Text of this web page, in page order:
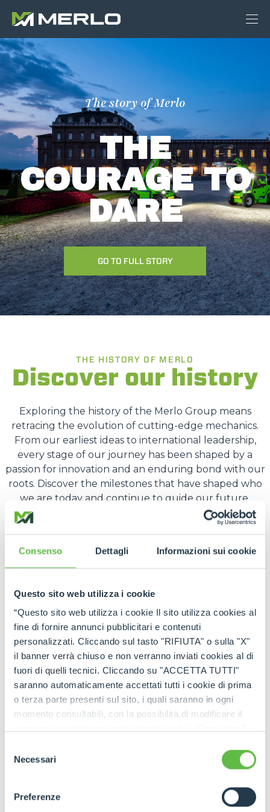
Consenso Dettagli Informazioni sui cookie
Questo sito web utilizza i cookie
“Questo sito web utilizza i cookie Il sito utilizza cookies al
fine di fornire annunci pubblicitari e contenuti
personalizzati. Cliccando sul tasto "RIFIUTA" o sulla "X"
il banner verrà chiuso e non verranno inviati cookies al di
fuori di quelli tecnici. Cliccando su "ACCETTA TUTTI"
saranno automaticamente accettati tutti i cookie di prima
o terza parte presenti sul sito, i quali saranno in ogni
momento consultabili, con la possibilità di modificare il
ogni pagina, selezionare "Modifichi il suo consenso" e
dell'informativa completa nel footer presente in ogni
pagina. Per esercitare i diritti riconosciuti all'interessato ai
delNecessari
Preferenze
The story of Merlo
THE
COURAGE TO
DARE
GO TO FULL STORY
THE HISTORY OF MERLO
Discover our history
Exploring the history of the Merlo Group means
retracing the evolution of cutting-edge mechanics.
From our earliest ideas to international leadership,
every stage of our journey has been shaped by a
passion for innovation and an enduring bond with our
roots. Discover the milestones that have shaped who
we are today and continue to guide our future.
GO TO FULL STORY